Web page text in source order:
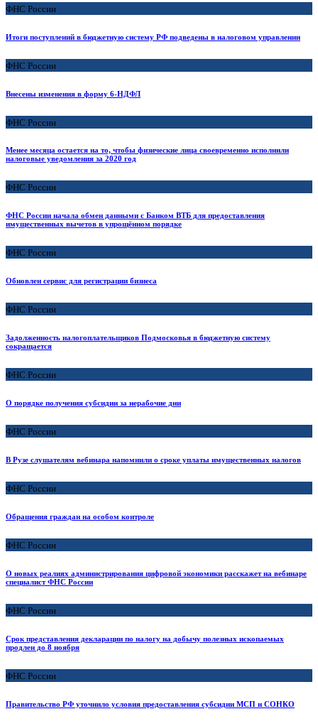
ФНС России
Итоги поступлений в бюджетную систему РФ подведены в налоговом управлении
ФНС России
Внесены изменения в форму 6-НДФЛ
ФНС России
Менее месяца остается на то, чтобы физические лица своевременно исполнили
налоговые уведомления за 2020 год
ФНС России
ФНС России начала обмен данными с Банком ВТБ для предоставления
имущественных вычетов в упрощённом порядке
ФНС России
Обновлен сервис для регистрации бизнеса
ФНС России
Задолженность налогоплательщиков Подмосковья в бюджетную систему
сокращается
ФНС России
О порядке получения субсидии за нерабочие дни
ФНС России
В Рузе слушателям вебинара напомнили о сроке уплаты имущественных налогов
ФНС России
Обращения граждан на особом контроле
ФНС России
О новых реалиях администрирования цифровой экономики расскажет на вебинаре
специалист ФНС России
ФНС России
Срок представления декларации по налогу на добычу полезных ископаемых
продлен до 8 ноября
ФНС России
Правительство РФ уточнило условия предоставления субсидии МСП и СОНКО